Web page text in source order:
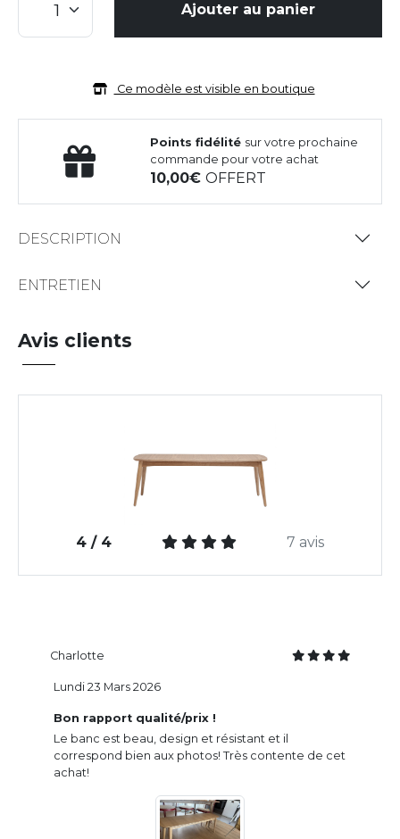
Ajouter au panier
Ce modèle est visible en boutique
Points fidélité sur votre prochaine
commande pour votre achat
10,00OFFERT
DESCRIPTION
ENTRETIEN
Avis clients
4 / 4 7 avis
Charlotte
Bon rapport qualité/prix !
Le banc est beau, design et résistant et il
correspond bien aux photos! Très contente de cet
achat!
Lundi 23 Mars 2026